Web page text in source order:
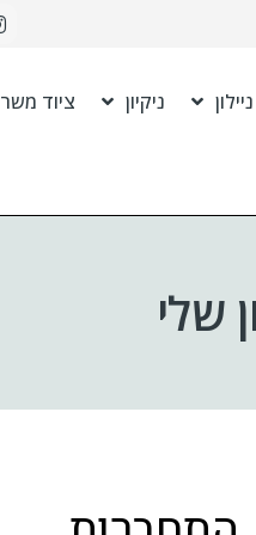
ניקיון ציוד
שלי